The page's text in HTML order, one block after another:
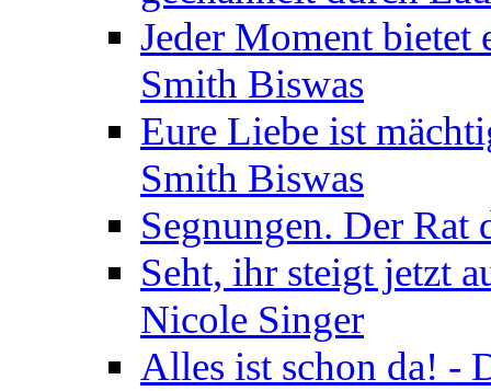
Jeder Moment bietet
Smith Biswas
Eure Liebe ist
Smith Biswas
Segnungen. Der
Seht, ihr steigt jetzt
Nicole Singer
Alles ist schon da! -